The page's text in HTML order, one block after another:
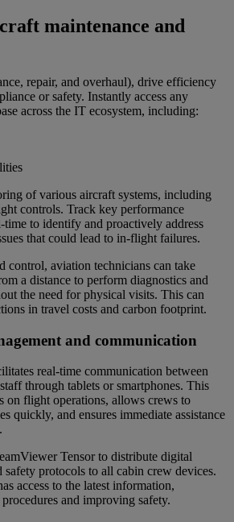
maintenance and
repair, and overhaul), drive efficiency
or safety. Instantly access any
across the IT ecosystem, including:
of various aircraft systems, including
controls. Track key performance
to identify and proactively address
that could lead to in-flight failures.
control, aviation technicians can take
a distance to perform diagnostics and
the need for physical visits. This can
in travel costs and carbon footprint.
and communication
real-time communication between
through tablets or smartphones. This
on flight operations, allows crews to
quickly, and ensures immediate assistance
Tensor to distribute digital
safety protocols to all cabin crew devices.
access to the latest information,
and improving safety.